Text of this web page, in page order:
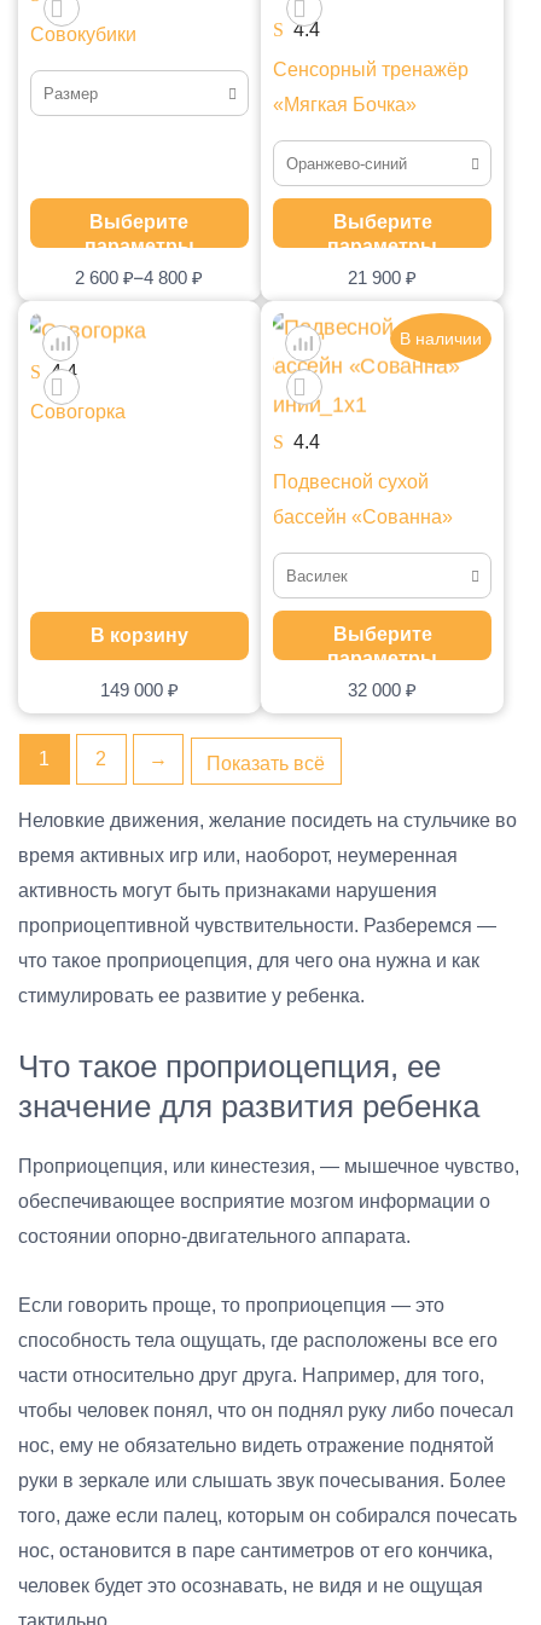
2 600₽–4 800₽
Совокубики
Размер
Выберите
параметры
21 900₽
4.4
Сенсорный тренажёр
«Мягкая Бочка»
Оранжево-синий
Выберите
параметры
149 000 ₽
4.4
Совогорка
В корзину
В наличии
32 000₽
4.4
Подвесной сухой
бассейн «Сованна»
Василек
Василек
Выберите
параметры
1 2 → Показать всё
Неловкие движения, желание посидеть на стульчике во
время активных игр или, наоборот, неумеренная
активность могут быть признаками нарушения
проприоцептивной чувствительности. Разберемся —
что такое проприоцепция, для чего она нужна и как
стимулировать ее развитие у ребенка.
Что такое проприоцепция, ее
значение для развития ребенка
Проприоцепция, или кинестезия, — мышечное чувство,
обеспечивающее восприятие мозгом информации о
состоянии опорно-двигательного аппарата.
Если говорить проще, то проприоцепция — это
способность тела ощущать, где расположены все его
части относительно друг друга. Например, для того,
чтобы человек понял, что он поднял руку либо почесал
нос, ему не обязательно видеть отражение поднятой
руки в зеркале или слышать звук почесывания. Более
того, даже если палец, которым он собирался почесать
нос, остановится в паре сантиметров от его кончика,
человек будет это осознавать, не видя и не ощущая